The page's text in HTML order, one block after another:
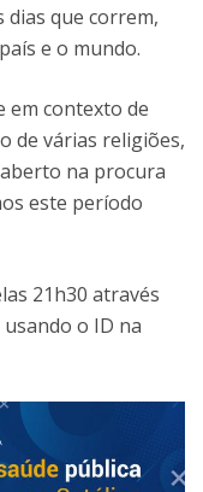
que correm,
e o mundo.
em contexto de
de várias religiões,
na procura
este período
21h30 através
o ID na